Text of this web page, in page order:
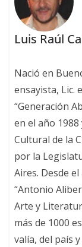
Luis Raúl
Nació en
ensayista, Lic.
“Generación
en el año
Cultural de la
por la
Aires. Desde
“Antonio
Arte y
más de 1000
valía, del país